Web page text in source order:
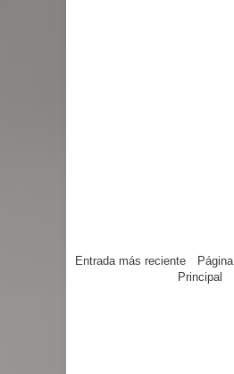
Entrada más reciente
Página
Principal